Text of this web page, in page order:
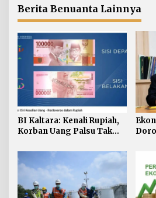
Berita Benuanta Lainnya
BI Kaltara: Kenali Rupiah,
Korban Uang Palsu Tak